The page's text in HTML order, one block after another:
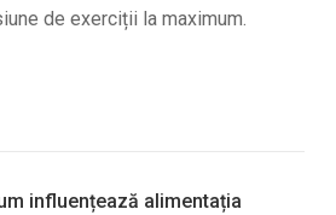
de exerciții la maximum.
influențează alimentația